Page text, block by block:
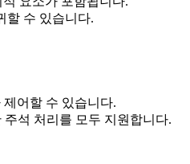
할 수 있습니다.
어할 수 있습니다.
주석 처리를 모두 지원합니다.